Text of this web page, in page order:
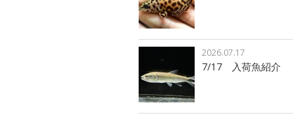
7/17 入荷魚紹介
2026.07.17